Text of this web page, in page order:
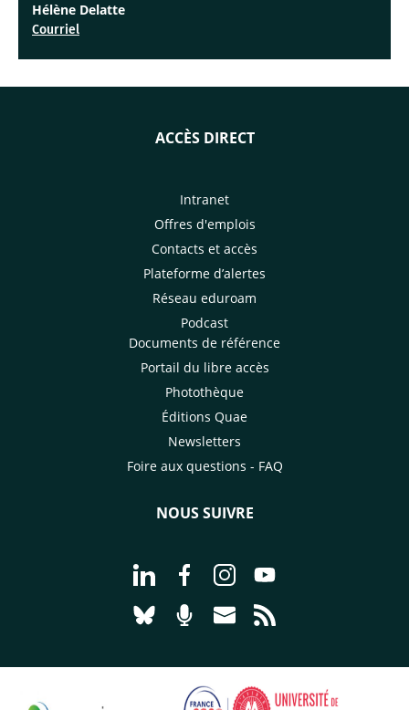
Hélène Delatte
Courriel
ACCÈS DIRECT
Intranet
Offres d'emplois
Contacts et accès
Plateforme d’alertes
Réseau eduroam
Podcast
Documents de référence
Portail du libre accès
Photothèque
Éditions Quae
Newsletters
Foire aux questions - FAQ
NOUS SUIVRE
Aller à la page Nous suivre sur
Aller à la page Nous suivre sur
Aller à la page Nous
Aller à la page
Aller à la page Nous suivre sur
Aller à la page Nourrir le
Aller à la page Nous